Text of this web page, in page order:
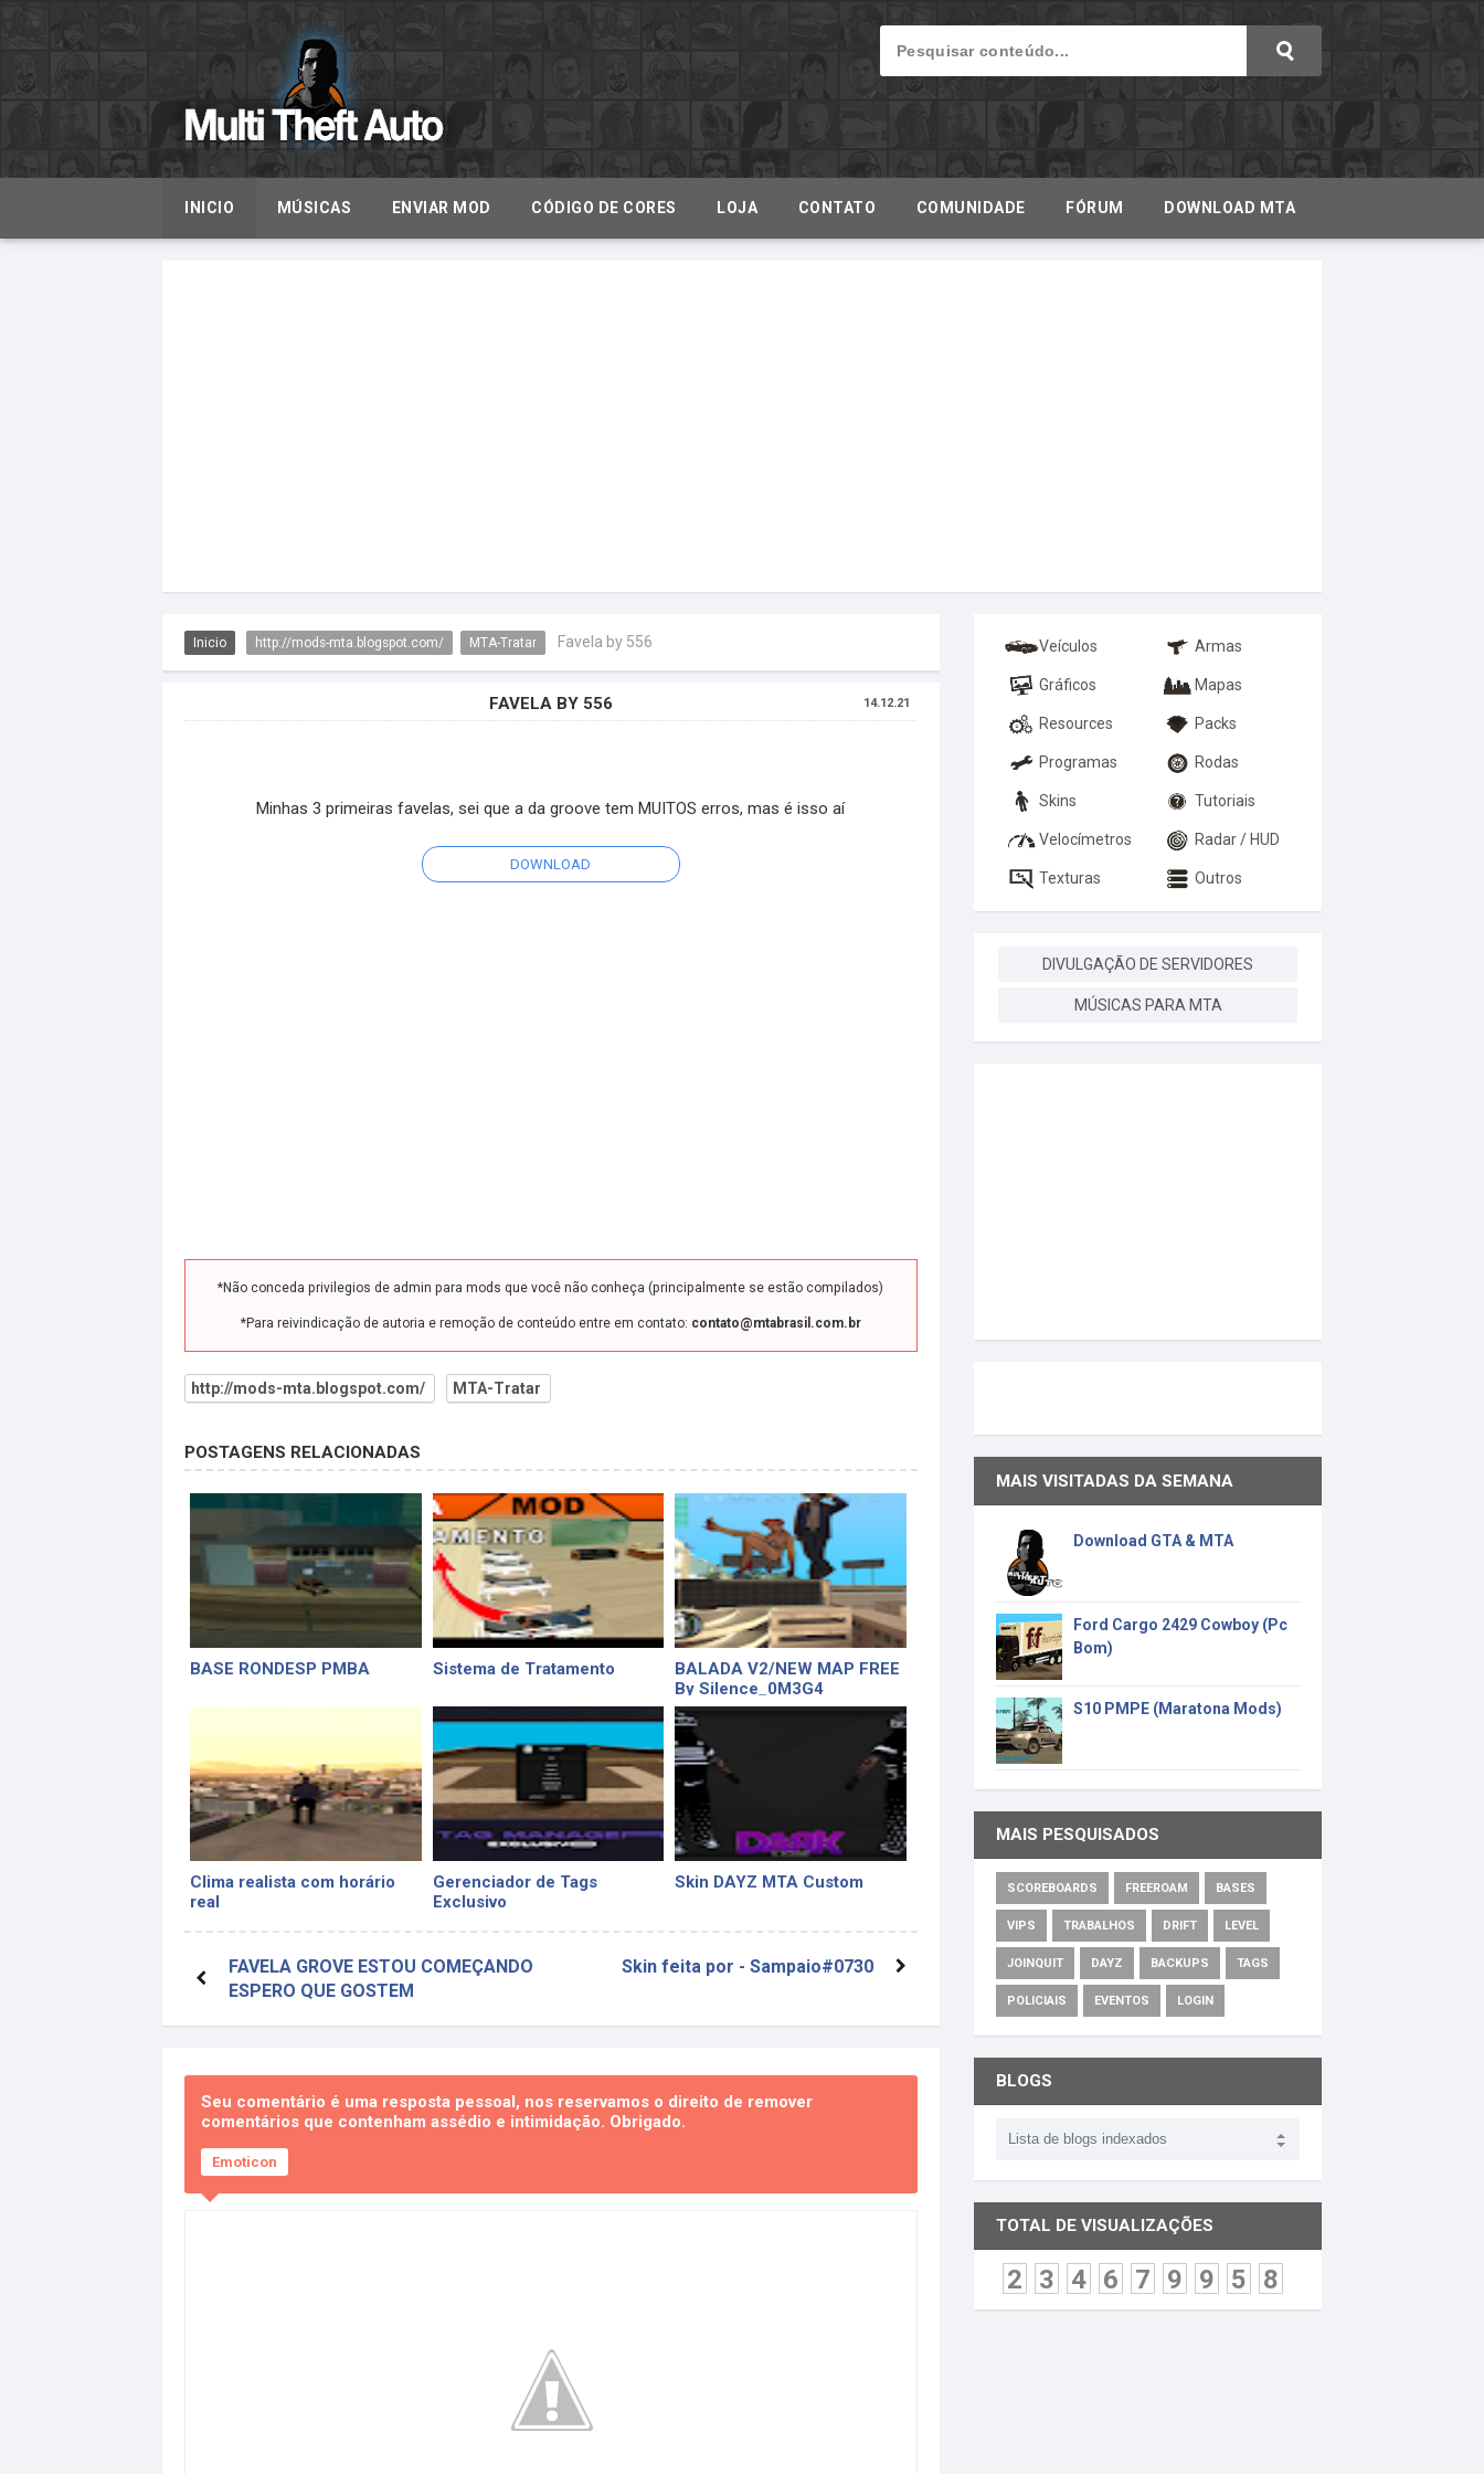
INICIO MÚSICAS ENVIAR MOD CÓDIGO DE CORES LOJA CONTATO COMUNIDADE FÓRUM DOWNLOAD MTA
Inicio http://mods-mta.blogspot.com/ MTA-Tratar Favela by 556
FAVELA BY 556 14.12.21
Minhas 3 primeiras favelas, sei que a da groove tem MUITOS erros, mas é isso aí
DOWNLOAD
*Não conceda privilegios de admin para mods que você não conheça (principalmente se estão compilados)
*Para reivindicação de autoria e remoção de conteúdo entre em contato: contato@mtabrasil.com.br
http://mods-mta.blogspot.com/ MTA-Tratar
POSTAGENS RELACIONADAS
BASE RONDESP PMBA Sistema de Tratamento
BALADA V2/NEW MAP FREE
By Silence_0M3G4
Clima realista com horário
real
Gerenciador de Tags
Exclusivo
Skin DAYZ MTA Custom
FAVELA GROVE ESTOU COMEÇANDO
ESPERO QUE GOSTEM
Skin feita por - Sampaio#0730
Seu comentário é uma resposta pessoal, nos reservamos o direito de remover
comentários que contenham assédio e intimidação. Obrigado.
Emoticon
Veículos Armas
Gráficos Mapas
Resources Packs
Programas Rodas
Skins Tutoriais
Velocímetros Radar / HUD
Texturas Outros
DIVULGAÇÃO DE SERVIDORES
MÚSICAS PARA MTA
MAIS VISITADAS DA SEMANA
Download GTA & MTA
Ford Cargo 2429 Cowboy (Pc
Bom)
S10 PMPE (Maratona Mods)
MAIS PESQUISADOS
SCOREBOARDS FREEROAM BASES
VIPS TRABALHOS DRIFT LEVEL
JOINQUIT DAYZ BACKUPS TAGS
POLICIAIS EVENTOS LOGIN
BLOGS
TOTAL DE VISUALIZAÇÕES
2 3 4 6 7 9 9 5 8